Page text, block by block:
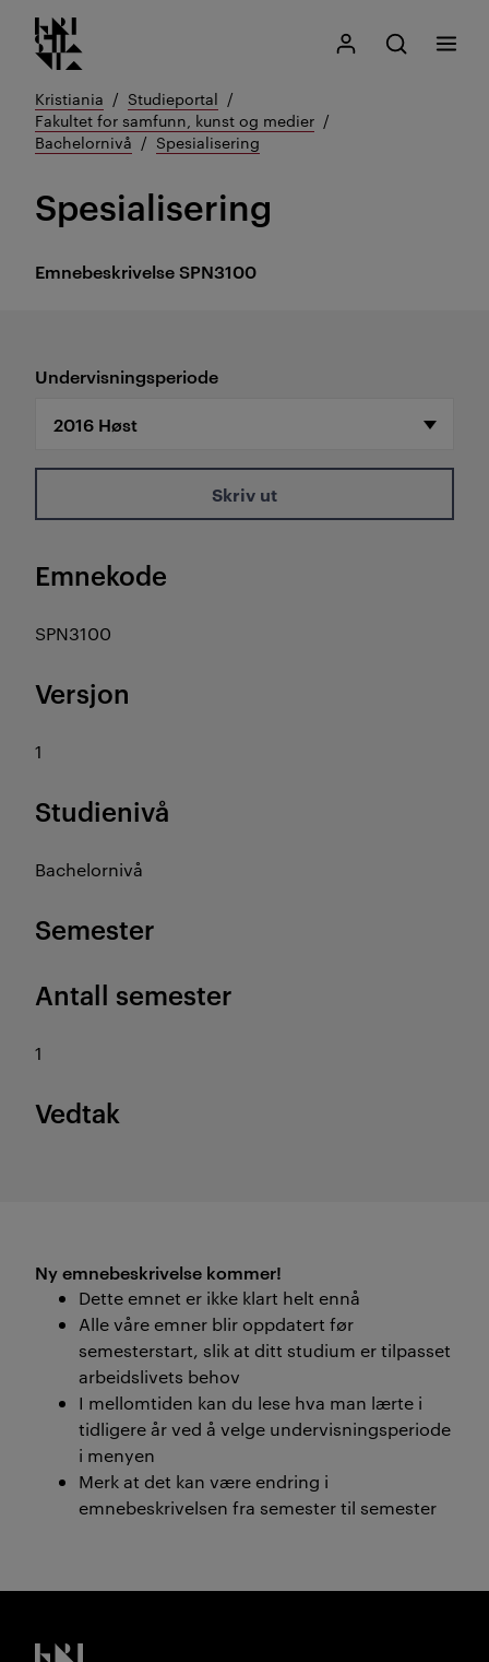
Gå
til
innhold
Kristiania logo
Mitt Kristiania
Åpne søk
Søk
Meny
Kristiania
Studieportal
Fakultet for samfunn, kunst og medier
Bachelornivå
Spesialisering
EmnebeskrivelseSPN3100
Spesialisering
Undervisningsperiode
Skriv ut
Emnekode
SPN3100
Versjon
1
Studienivå
Bachelornivå
Semester
Antall semester
1
Vedtak
Ny emnebeskrivelse kommer!
Dette emnet er ikke klart helt ennå
Alle våre emner blir oppdatert før
semesterstart, slik at ditt studium er tilpasset
arbeidslivets behov
I mellomtiden kan du lese hva man lærte i
tidligere år ved å velge undervisningsperiode
i menyen
Merk at det kan være endring i
emnebeskrivelsen fra semester til semester
Kristiania logo